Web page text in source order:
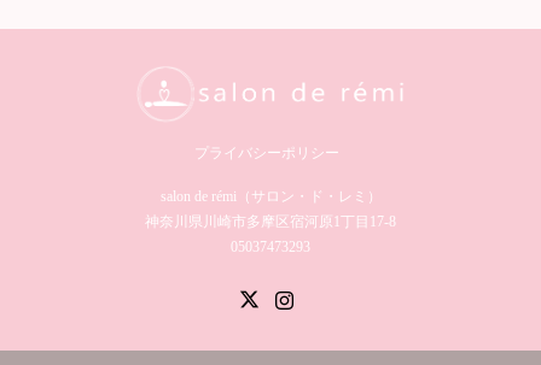
プライバシーポリシー
salon de rémi（サロン・ド・レミ）︎
神奈川県川崎市多摩区宿河原1丁目17-8
05037473293